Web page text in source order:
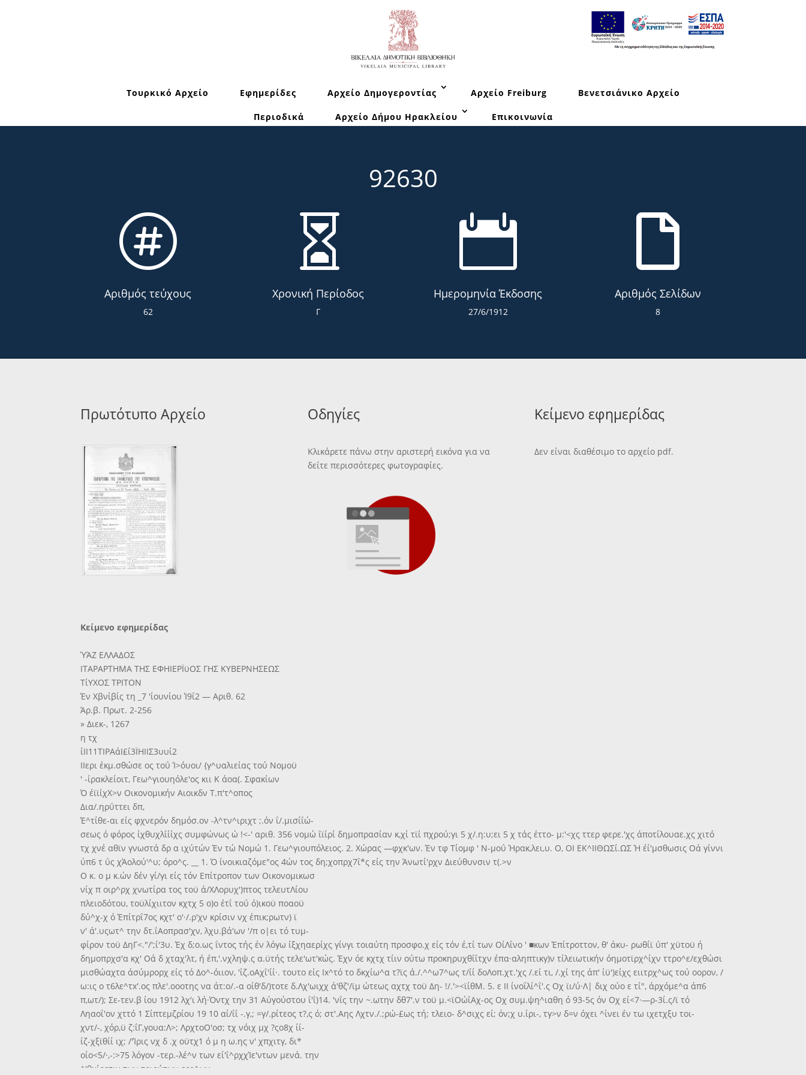
Τουρκικό Αρχείο Εφημερίδες Αρχείο Δημογεροντίας Αρχείο Freiburg Βενετσιάνικο Αρχείο
Περιοδικά Αρχείο Δήμου Ηρακλείου Επικοινωνία
92630

Αριθμός τεύχους
62

Χρονική Περίοδος
Γ

Ημερομηνία Έκδοσης
27/6/1912

Αριθμός Σελίδων
8
Πρωτότυπο Αρχείο Οδηγίες
Κλικάρετε πάνω στην αριστερή εικόνα για να
δείτε περισσότερες φωτογραφίες.
Κείμενο εφημερίδας
Δεν είναι διαθέσιμο το αρχείο pdf.
Κείμενο εφημερίδας
ΎΆΖ ΕΛΛΑΔΟΣ
ΙΤΑΡΑΡΤΗΜΑ ΤΗΣ ΕΦΗΙΕΡΪϋΟΣ ΓΗΣ ΚΥΒΕΡΝΗΣΕΩΣ
ΤίΥΧΟΣ ΤΡΙΤΟΝ
Έν Χβνίβίς τη _7 'ίουνίου Ί9ΐ2 — Αριθ. 62
Άρ.β. Πρωτ. 2-256
» Διεκ-, 1267
η τχ
ίΙΙ11ΤΙΡΑάΙ£ί3ΪΗΙΙΣ3υυί2
ΙΙερι έκμ.σθώσε ος τοΰ Ί>όυοι/ {γ^υαλιείας τού Νομοϋ
' -ίρακλείοιτ, Γεω^γιουηόλε'ος κιι Κ άοα(. Σφακίων
Ό έϊϊίχΧ>ν Οικονομικήν Αιοικδν Τ.π'τ^οπος
Δια/.ηρΰττει δπ,
Έ^τίθε-αι είς φχνερόν δημόσ.ον -λ^τν^ιριχτ ;.όν ΐ/.μισίΐώ-
σεως ό φόρος ίχθυχλΐίίχς συμφώνως ώ !<-' αριθ. 356 νομώ ΐϊίρί δημοπρασίαν κ,χί τϊί πχρού;γι 5 χ/.η:υ;ει 5 χ τάς έττο- μ:'<χς ττερ φερε.'χς άποτίλουαε.χς χιτό
τχ χνέ αθϊν γνωστά δρ α ιχύτών Έν τώ Νομώ 1. Γεω^γιουπόλειος. 2. Χώρας —φχκ'ων. Έν τφ Τίομφ ' Ν-μοΰ Ήρακ,λει,υ. Ο, ΟΙ ΕΚ^ΙΙΘΩΣί.ΩΣ Ή έί'μσθωσις Οά γίννι
ύπ6 τ ΰς χΆολού'^υ; όρο^ς. __ 1. Ό ίνοικιαζόμε"ος4ών τος δη;χοπρχ7ΐ*ς είς την Άνωτί'ρχν Διεύθυνσιν τ(.>ν
Ο κ. ο μ κ.ών δέν γί/γι είς τόν Επίτροπον των Οικονομικωσ
νίχ π οιρ^ρχ χνωτίρα τος τοϋ ά/ΧΛορυχ')πτος τελευτΛίου
πλειοδότου, τοϋλίχιιτον κχτχ 5 ο)ο έτΐ τοΰ ό)ικοϋ ποαοϋ
δύ^χ-χ ό Έπίτρΐ7ος κχτ' ο'·/.ρ'χν κρίσιν νχ έπικ;ρωτν) ϊ
ν' ά'.υςωτ^ την δτ.ΐΑοπρασ'χν, λχυ.βά'ων '/π ο|ει τό τυμ-
φίρον τοϋ ΔηΓ<."/';ί'3υ. Έχ δ;ο.ως ΐντος τής έν λόγω ίξχηαερίχς γίνγι τοιαύτη προσφο.χ είς τόν έ,τί των ΟίΛΐνο ' ■κων Έπίτροττον, θ' άκυ- ρωθίϊ ΰπ' χϋτοϋ ή
δημοπρχσ'α κχ' Οά δ χταχ'λτ, ή έπ,'.νχληψ.ς α.ϋτής τελε'ωτ'κώς. Έχν όε κχτχ τίιν ούτω προκηρυχθΐΐτχν έπα·αληπτικγ)ν τίλειωτικήν όημοτϊρχ^ίχν ττρο^ε/εχθώσι
μισθώαχτα άσύμρορχ είς τό Δο^-όιιον, 'ίζ.οΑχΐ'ίί·. τουτο είς Ix^τό το δκχίω^α τ?ϊς ά./.^^ω7^ως τ/ίί δοΛοπ.χτ.'χς /.εί τι, /.χί της άπ' ίϋ')είχς ειιτρχ^ως τού οορον, /
ω:ις ο τ6λε^τx'.ος πλε'.οοοτης να άτ:ο/.-α οίθ'δ/)τοτε δ.Λχ'ωιχχ ά'θζ'/ϊμ ώτεως αχτχ τοϋ Δη- !/.'><ϊίθΜ. 5. ε II ίνοΐλί^ΐ'.ς Οχ ϊι/ύ·Λ| διχ ούο ε τί", άρχόμε^α άπ6
π,ωτ/); Σε-τεν.β ίου 1912 λχ'ι λή·Όντχ την 31 Αύγούστου ΐ'ΐ)14. 'νΐς την ~.ωτην δθ7'.ν τοϋ μ.<ϊΟώΐΑχ-ος Οχ συμ.ψη^ιαθη ό 93-5ς όν Οχ εί<7·—ρ-3ί.ς/ϊ τό
Ληαοΐ'ον χττό 1 Σίπτεμζρίου 19 10 αί/ίΐ -.γ,; =γ/.ρίτεος τ?,ς ό; στ'.Αης Λχτν./.;ρώ-£ως τή; τλειο- δ^σιχς εί; όν;χ υ.ίρι-, τγ>ν δ=ν όχει ^ίνει έν τω ιχετχξυ τοι-
χντ/-, χόρ,ϋ ζ:ΐΓ,γουα:Λ>; ΛρχτοΟ'οσ; τχ νόιχ μχ ?ςο8χ ίί-
ίζ-χξϊθίί ιχ; /'Ίρις νχ δ .χ οϋτχ1 ό μ η ω.ης ν' χπχιτγ, δι*
οίο<5/·,-:>75 λόγον -τερ.-λέ^ν των εί'ΐ^ρχχΊε'ντων μενά. την
^'θχίρετιν των τοιούτων εςο^ων.